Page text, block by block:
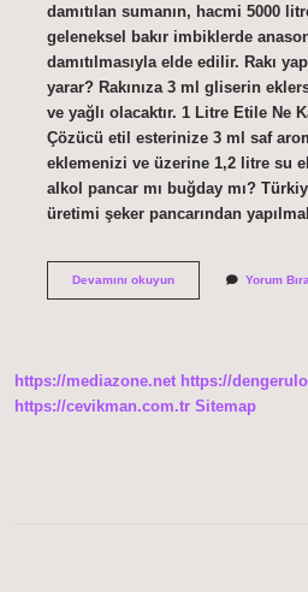
damıtılan sumanın, hacmi 5000
geleneksel bakır imbiklerde
damıtılmasıyla elde edilir. Rakı
yarar? Rakınıza 3 ml gliserin
ve yağlı olacaktır. 1 Litre Etile Ne
Çözücü etil esterinize 3 ml saf
eklemenizi ve üzerine 1,2 litre su
alkol pancar mı buğday mı?
üretimi şeker pancarından
Devamını okuyunRakı
Alkol
Yorum
https://mediazone.net https://
https://cevikman.com.tr Sitemap